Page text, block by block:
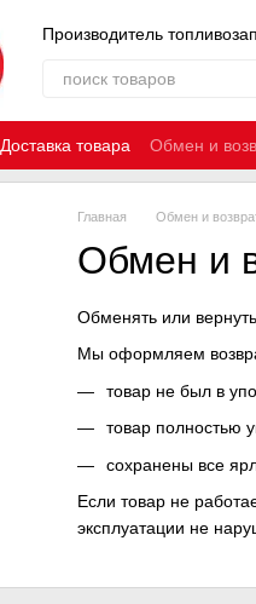
Производитель
Доставка товара Обмен и
Главная Обмен и
Обмен и
Обменять или
Мы оформляем
товар не был в
товар полностью
сохранены все
Если товар не
эксплуатации не